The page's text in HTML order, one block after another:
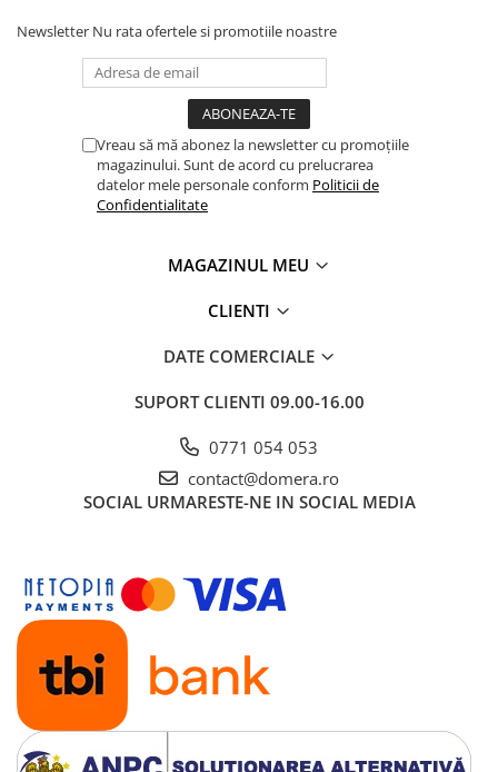
Newsletter Nu rata ofertele si promotiile noastre
Vreau să mă abonez la newsletter cu promoțiile
magazinului. Sunt de acord cu prelucrarea
datelor mele personale conform Politicii de
Confidentialitate
MAGAZINUL MEU
CLIENTI
DATE COMERCIALE
SUPORT CLIENTI 09.00-16.00
0771 054 053
contact@domera.ro
SOCIAL URMARESTE-NE IN SOCIAL MEDIA